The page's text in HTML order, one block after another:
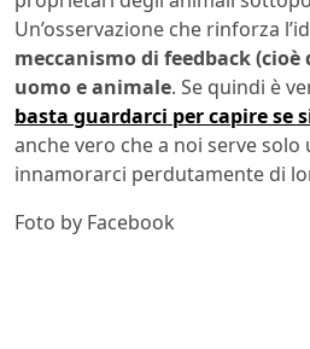
Un’osservazione che rinforza
meccanismo di feedback (cioè
uomo e animale. Se quindi è
basta guardarci per capire se
anche vero che a noi serve solo
innamorarci perdutamente di
Foto by Facebook